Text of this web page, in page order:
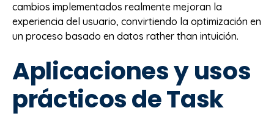
cambios implementados realmente mejoran la
experiencia del usuario, convirtiendo la optimización en
un proceso basado en datos rather than intuición.
Aplicaciones y usos
prácticos de Task